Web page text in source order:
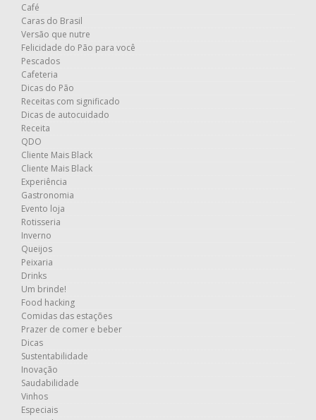
Café
Caras do Brasil
Versão que nutre
Felicidade do Pão para você
Pescados
Cafeteria
Dicas do Pão
Receitas com significado
Dicas de autocuidado
Receita
QDO
Cliente Mais Black
Cliente Mais Black
Experiência
Gastronomia
Evento loja
Rotisseria
Inverno
Queijos
Peixaria
Drinks
Um brinde!
Food hacking
Comidas das estações
Prazer de comer e beber
Dicas
Sustentabilidade
Inovação
Saudabilidade
Vinhos
Especiais